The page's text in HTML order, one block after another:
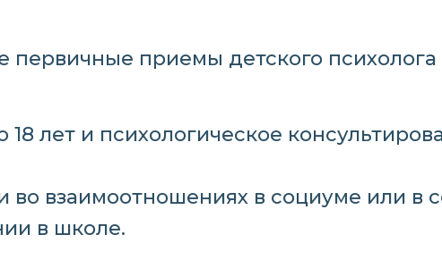
первичные приемы детского психолога
лет и психологическое
во взаимоотношениях в социуме или в
в школе.